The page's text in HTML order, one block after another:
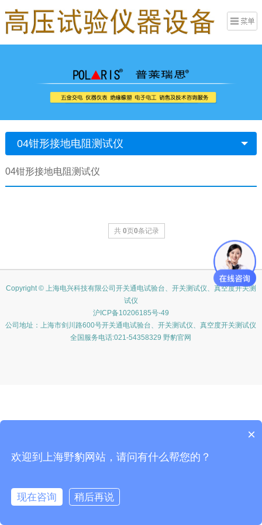
04钳形接地电阻测试仪
04钳形接地电阻测试仪
共0页0条记录
Copyright © 上海电兴科技有限公司开关通电试验台、开关测试仪、真空度开关测
试仪
沪ICP备10206185号-49
公司地址：上海市剑川路600号开关通电试验台、开关测试仪、真空度开关测试仪
全国服务电话:021-54358329 野豹官网
×
欢迎到上海野豹网站，请问有什么帮您的？
现在咨询
稍后再说
在线咨询